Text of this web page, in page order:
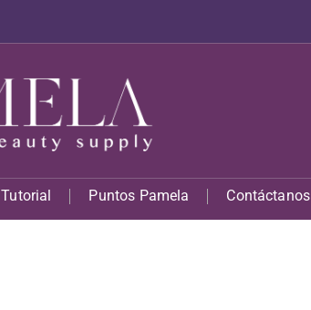
Tutorial Puntos Pamela Contáctanos